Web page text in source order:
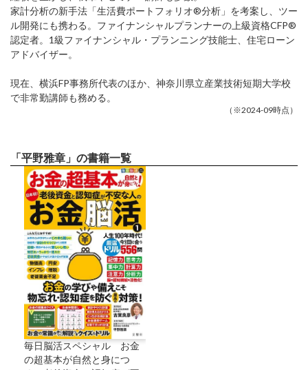
家計分析の新手法「生活費ポートフォリオ®分析」を考案し、ツー
ル開発にも携わる。ファイナンシャルプランナーの上級資格CFP®
認定者。1級ファイナンシャル・プランニング技能士、住宅ローン
アドバイザー。
現在、横浜FP事務所代表のほか、神奈川県立産業技術短期大学校
で非常勤講師も務める。
（※2024-09時点）
「平野雅章」の書籍一覧
毎日脳活スペシャル お金
の超基本が自然と身につ